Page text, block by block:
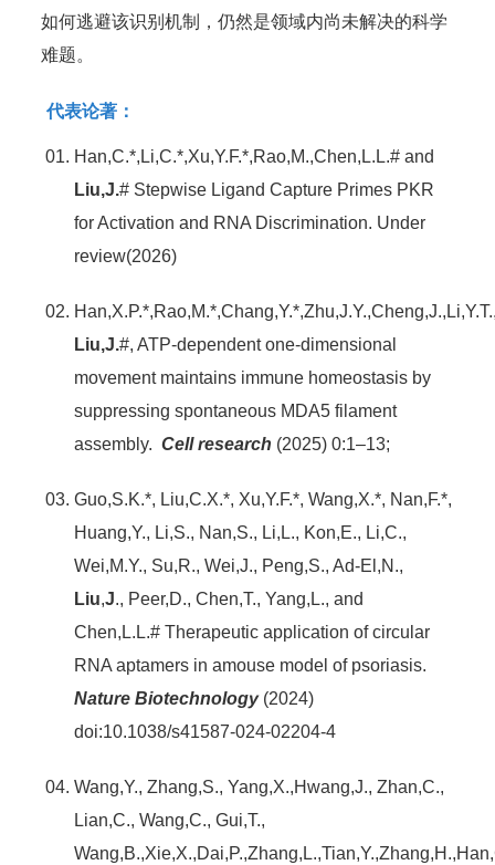
如何逃避该识别机制，仍然是领域内尚未解决的科学
难题。
代表论著：
Han,C.*,Li,C.*,Xu,Y.F.*,Rao,M.,Chen,L.L.# and
Liu,J.# Stepwise Ligand Capture Primes PKR
for Activation and RNA Discrimination. Under
review(2026)
Liu,J.#, ATP-dependent one-dimensional
movement maintains immune homeostasis by
suppressing spontaneous MDA5 filament
assembly.Cell research (2025) 0:1–13;
Guo,S.K.*, Liu,C.X.*, Xu,Y.F.*, Wang,X.*, Nan,F.*,
Huang,Y., Li,S., Nan,S., Li,L., Kon,E., Li,C.,
Wei,M.Y., Su,R., Wei,J., Peng,S., Ad-El,N.,
Liu,J., Peer,D., Chen,T., Yang,L., and
Chen,L.L.# Therapeutic application of circular
RNA aptamers in amouse model of psoriasis.
Nature Biotechnology (2024)
doi:10.1038/s41587-024-02204-4
Wang,Y., Zhang,S., Yang,X.,Hwang,J., Zhan,C.,
Lian,C., Wang,C., Gui,T.,